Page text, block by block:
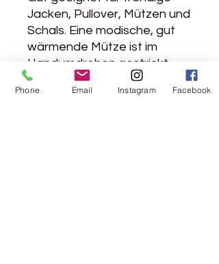
Jacken, Pullover, Mützen und
Schals. Eine modische, gut
wärmende Mütze ist im
Handumdrehen gestrickt.
Die Stränge sind 200g
schwer
Phone Email Instagram Facebook